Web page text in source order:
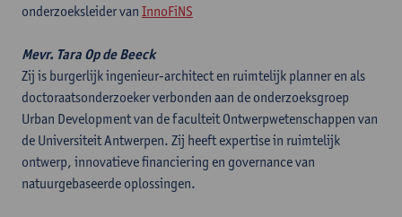
onderzoeksleider van InnoFiNS
Mevr. Tara Op de Beeck
Zij is burgerlijk ingenieur-architect en ruimtelijk planner en als
doctoraatsonderzoeker verbonden aan de onderzoeksgroep
Urban Development van de faculteit Ontwerpwetenschappen van
de Universiteit Antwerpen. Zij heeft expertise in ruimtelijk
ontwerp, innovatieve financiering en governance van
natuurgebaseerde oplossingen.